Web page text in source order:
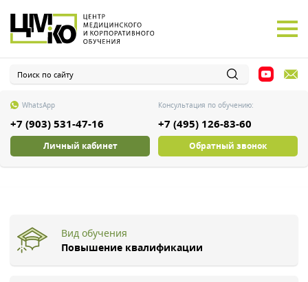
WhatsApp
+7 (903) 531-47-16
Консультация по обучению:
+7 (495) 126-83-60
Личный кабинет Обратный звонок
Вид обучения
Повышение квалификации